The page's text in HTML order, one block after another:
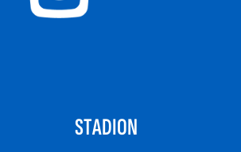
STADION